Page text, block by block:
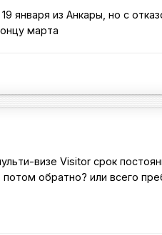
января из Анкары, но с
марта
визе Visitor срок
обратно? или всего